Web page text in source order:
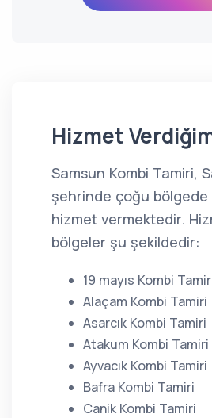
Hizmet
Samsun Kombi Tamiri,
şehrinde çoğu
hizmet vermektedir.
bölgeler şu şekildedir:
19 mayıs Kombi
Alaçam Kombi Tamiri
Asarcık Kombi Tamiri
Atakum Kombi Tamiri
Ayvacık Kombi Tamiri
Bafra Kombi Tamiri
Canik Kombi Tamiri